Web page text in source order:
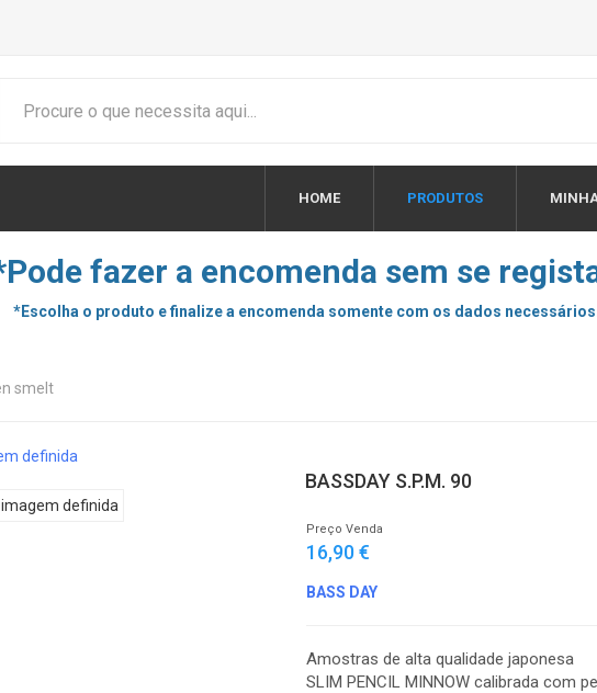
HOME PRODUTOS
fazer a encomenda sem se
*Escolha o produto e finalize a encomenda somente com os dados
smelt
BASSDAY S.P.M. 90
Preço Venda
16,90 €
BASS DAY
Amostras de alta qualidade japonesa
SLIM PENCIL MINNOW calibrada com